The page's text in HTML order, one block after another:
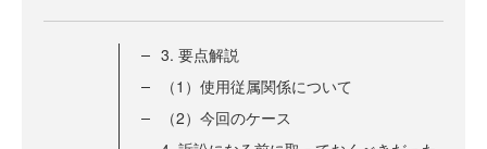
3. 要点解説
（1）使用従属関係について
（2）今回のケース